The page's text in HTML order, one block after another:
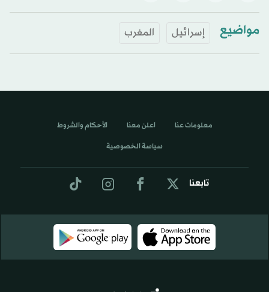
مواضيع إسرائيل المغرب
تابعنا
معلومات عنا اعلن معنا الأحكام والشروط
سياسة الخصوصية